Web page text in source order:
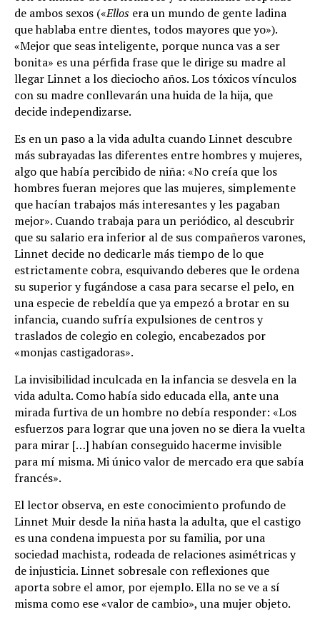
de ambos sexos («Ellos era un mundo de gente ladina
que hablaba entre dientes, todos mayores que yo»).
«Mejor que seas inteligente, porque nunca vas a ser
bonita» es una pérfida frase que le dirige su madre al
llegar Linnet a los dieciocho años. Los tóxicos vínculos
con su madre conllevarán una huida de la hija, que
decide independizarse.
Es en un paso a la vida adulta cuando Linnet descubre
más subrayadas las diferentes entre hombres y mujeres,
algo que había percibido de niña: «No creía que los
hombres fueran mejores que las mujeres, simplemente
que hacían trabajos más interesantes y les pagaban
mejor». Cuando trabaja para un periódico, al descubrir
que su salario era inferior al de sus compañeros varones,
Linnet decide no dedicarle más tiempo de lo que
estrictamente cobra, esquivando deberes que le ordena
su superior y fugándose a casa para secarse el pelo, en
una especie de rebeldía que ya empezó a brotar en su
infancia, cuando sufría expulsiones de centros y
traslados de colegio en colegio, encabezados por
«monjas castigadoras».
La invisibilidad inculcada en la infancia se desvela en la
vida adulta. Como había sido educada ella, ante una
mirada furtiva de un hombre no debía responder: «Los
esfuerzos para lograr que una joven no se diera la vuelta
para mirar […] habían conseguido hacerme invisible
para mí misma. Mi único valor de mercado era que sabía
francés».
El lector observa, en este conocimiento profundo de
Linnet Muir desde la niña hasta la adulta, que el castigo
es una condena impuesta por su familia, por una
sociedad machista, rodeada de relaciones asimétricas y
de injusticia. Linnet sobresale con reflexiones que
aporta sobre el amor, por ejemplo. Ella no se ve a sí
misma como ese «valor de cambio», una mujer objeto.